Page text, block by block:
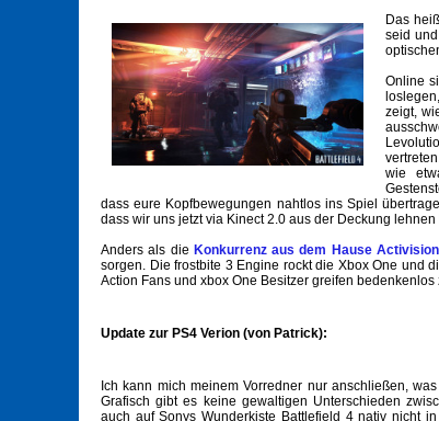
Das
seid
Online
zeigt,
wie
dass eure Kopfbewegungen nahtlos ins Spiel
dass wir uns jetzt via Kinect 2.0 aus der Deckung
Anders als die Konkurrenz aus dem Hause Activision
sorgen. Die frostbite 3 Engine rockt die Xbox One und
Action Fans und xbox One Besitzer greifen bedenkenlos
Update zur PS4 Verion (von Patrick):
Ich kann mich meinem Vorredner nur anschließen,
Grafisch gibt es keine gewaltigen Unterschieden
auch auf Sonys Wunderkiste Battlefield 4 nativ nicht